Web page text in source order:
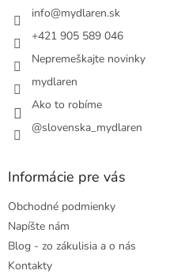
info@mydlaren.sk
+421 905 589 046
Nepremeškajte novinky
mydlaren
Ako to robíme
@slovenska_mydlaren
Informácie pre vás
Obchodné podmienky
Napíšte nám
Blog - zo zákulisia a o nás
Kontakty